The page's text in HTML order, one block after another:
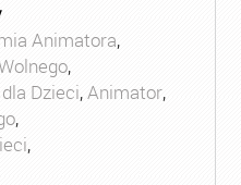
Animatora,
,
Dzieci,Animator,
,
,